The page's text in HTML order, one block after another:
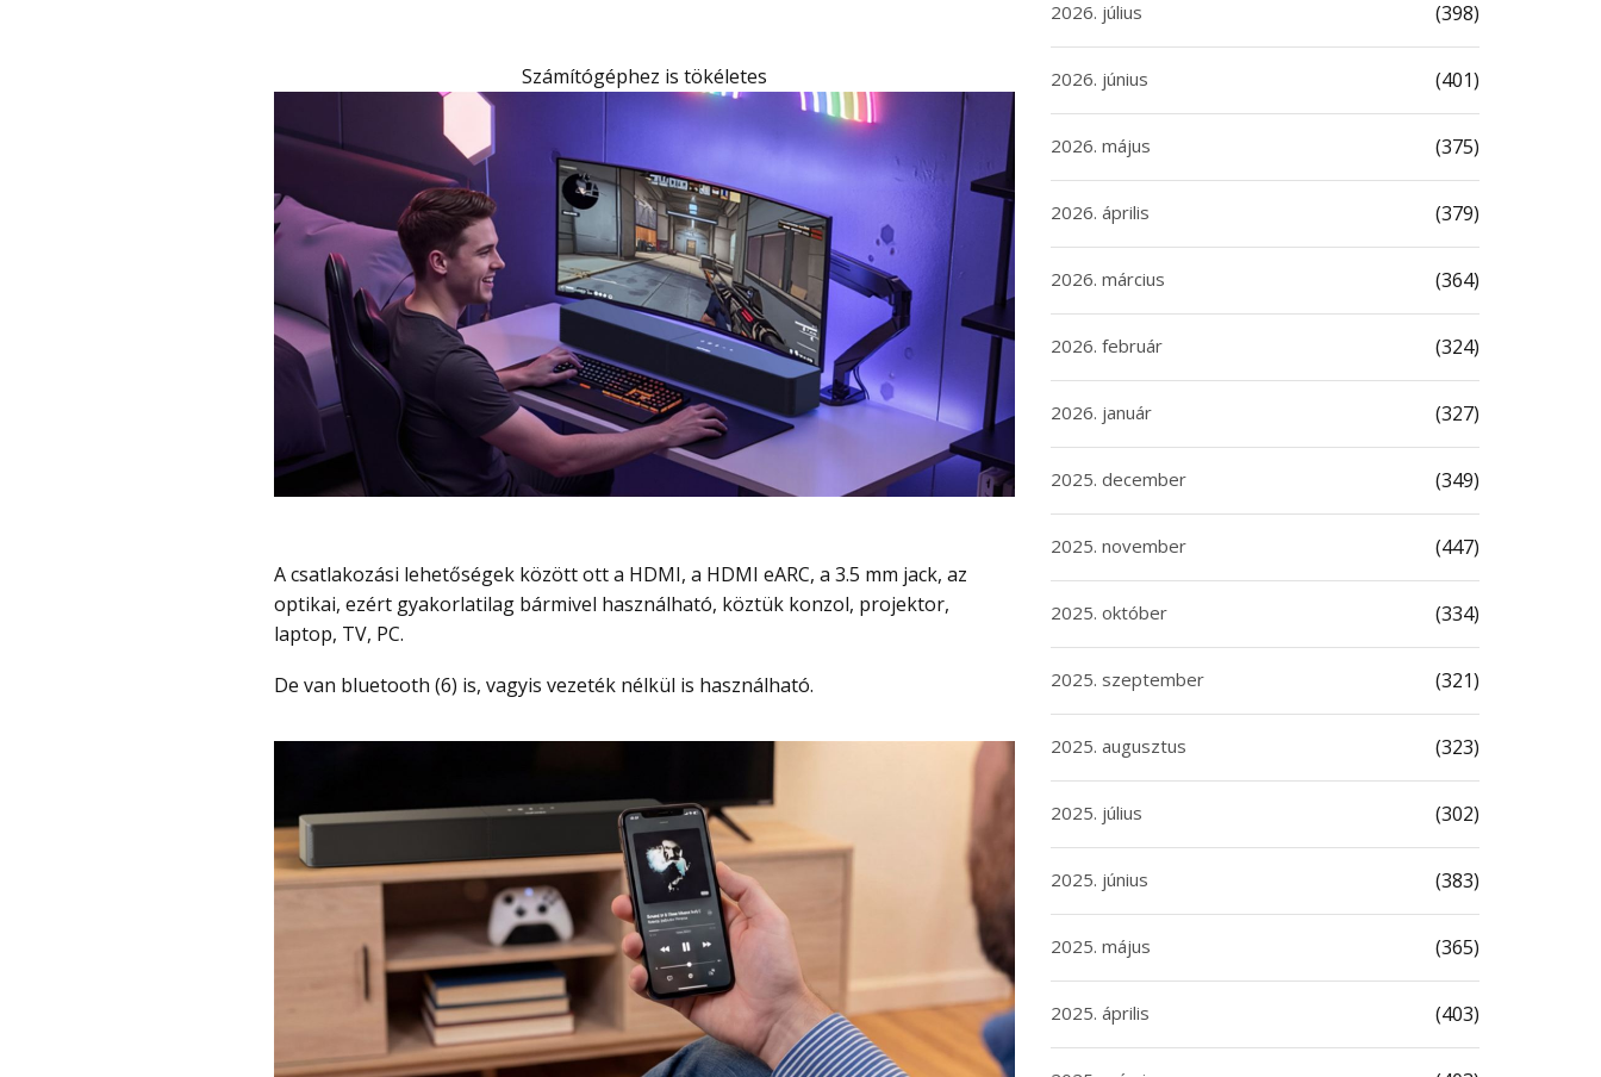
Számítógéphez is tökéletes
A csatlakozási lehetőségek között ott a HDMI, a HDMI eARC, a 3.5 mm jack, az
optikai, ezért gyakorlatilag bármivel használható, köztük konzol, projektor,
laptop, TV, PC.
De van bluetooth (6) is, vagyis vezeték nélkül is használható.
2026. július (398)
2026. június (401)
2026. május (375)
2026. április (379)
2026. március (364)
2026. február (324)
2026. január (327)
2025. december (349)
2025. november (447)
2025. október (334)
2025. szeptember (321)
2025. augusztus (323)
2025. július (302)
2025. június (383)
2025. május (365)
2025. április (403)